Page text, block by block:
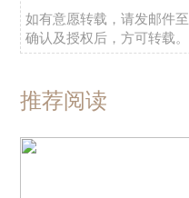
如有意愿转载，请发邮件至
确认及授权后，方可转载。
推荐阅读